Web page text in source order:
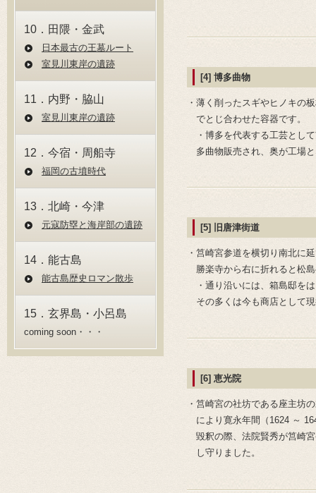
[4] 博多曲物
・薄く削ったスギやヒノキの
でとじ合わせた容器です。
・博多を代表する工芸とし
多曲物販売され、奥が工場
[5] 旧唐津街道
・筥崎宮参道を横切り南北に
勝楽寺から右に折れると松
・通り沿いには、箱島邸を
その多くは今も商店として
[6] 恵光院
・筥崎宮の社坊である座主坊
により寛永年間（1624 ～
毀釈の際、法院賢秀が筥崎
し守りました。
10．田隈・金武
⽇本最古の王墓ルート
室⾒川東岸の遺跡
11．内野・脇山
室⾒川東岸の遺跡
12．今宿・周船寺
福岡の古墳時代
13．北崎・今津
元寇防塁と海岸部の遺跡
14．能古島
能古島歴史ロマン散歩
15．玄界島・小呂島
coming soon・・・